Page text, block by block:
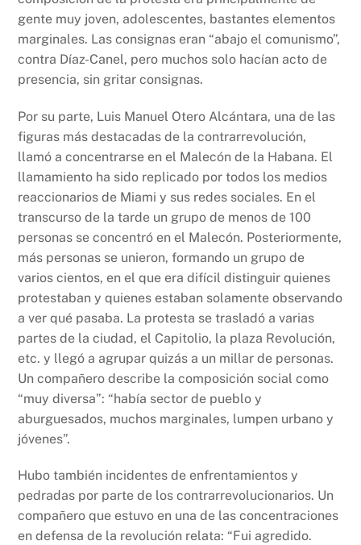
gente muy joven, adolescentes, bastantes elementos
marginales. Las consignas eran “abajo el comunismo”,
contra Díaz-Canel, pero muchos solo hacían acto de
presencia, sin gritar consignas.
Por su parte, Luis Manuel Otero Alcántara, una de las
figuras más destacadas de la contrarrevolución,
llamó a concentrarse en el Malecón de la Habana. El
llamamiento ha sido replicado por todos los medios
reaccionarios de Miami y sus redes sociales. En el
transcurso de la tarde un grupo de menos de 100
personas se concentró en el Malecón. Posteriormente,
más personas se unieron, formando un grupo de
varios cientos, en el que era difícil distinguir quienes
protestaban y quienes estaban solamente observando
a ver qué pasaba. La protesta se trasladó a varias
partes de la ciudad, el Capitolio, la plaza Revolución,
etc. y llegó a agrupar quizás a un millar de personas.
Un compañero describe la composición social como
“muy diversa”: “había sector de pueblo y
aburguesados, muchos marginales, lumpen urbano y
jóvenes”.
Hubo también incidentes de enfrentamientos y
pedradas por parte de los contrarrevolucionarios. Un
compañero que estuvo en una de las concentraciones
en defensa de la revolución relata: “Fui agredido.